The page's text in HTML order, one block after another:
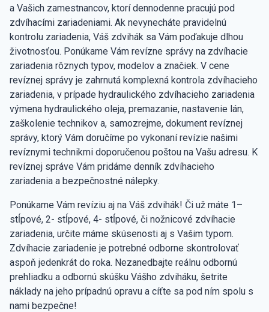
a Vašich zamestnancov, ktorí dennodenne pracujú pod
zdvíhacími zariadeniami. Ak nevynecháte pravidelnú
kontrolu zariadenia, Váš zdvihák sa Vám poďakuje dlhou
životnosťou. Ponúkame Vám revízne správy na zdvíhacie
zariadenia rôznych typov, modelov a značiek. V cene
revíznej správy je zahrnutá komplexná kontrola zdvíhacieho
zariadenia, v prípade hydraulického zdvíhacieho zariadenia
výmena hydraulického oleja, premazanie, nastavenie lán,
zaškolenie technikov a, samozrejme, dokument revíznej
správy, ktorý Vám doručíme po vykonaní revízie našimi
revíznymi technikmi doporučenou poštou na Vašu adresu. K
revíznej správe Vám pridáme denník zdvíhacieho
zariadenia a bezpečnostné nálepky.
Ponúkame Vám revíziu aj na Váš zdvihák! Či už máte 1–
stĺpové, 2- stĺpové, 4- stĺpové, či nožnicové zdvíhacie
zariadenia, určite máme skúsenosti aj s Vašim typom.
Zdvíhacie zariadenie je potrebné odborne skontrolovať
aspoň jedenkrát do roka. Nezanedbajte reálnu odbornú
prehliadku a odbornú skúšku Vášho zdviháku, šetrite
náklady na jeho prípadnú opravu a cíťte sa pod ním spolu s
nami bezpečne!